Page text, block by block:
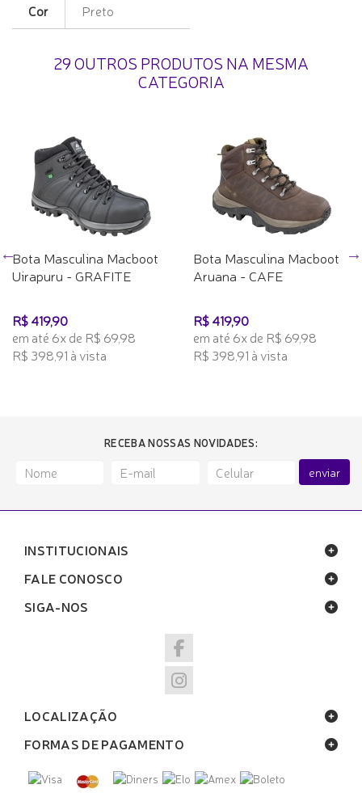
Cor Preto
29 OUTROS PRODUTOS NA MESMA
CATEGORIA
Bota Masculina Macboot
Uirapuru - GRAFITE
R$ 419,90
em até 6x de R$ 69,98
R$ 398,91 à vista
Bota Masculina Macboot
Aruana - CAFE
R$ 419,90
em até 6x de R$ 69,98
R$ 398,91 à vista
RECEBA NOSSAS NOVIDADES:
enviar
INSTITUCIONAIS
FALE CONOSCO
SIGA-NOS
LOCALIZAÇÃO
FORMAS DE PAGAMENTO